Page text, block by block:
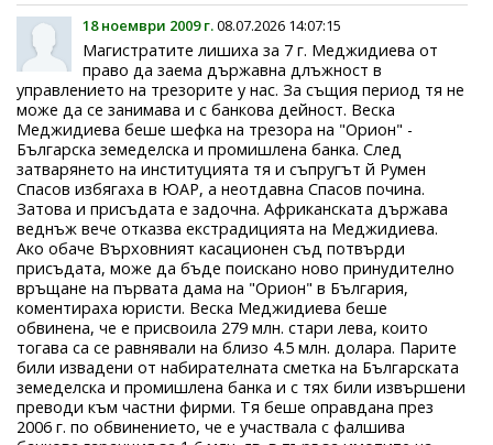
18 ноември 2009 г.08.07.2026 14:07:15
Магистратите лишиха за 7 г. Меджидиева от
право да заема държавна длъжност в
управлението на трезорите у нас. За същия период тя не
може да се занимава и с банкова дейност. Веска
Меджидиева беше шефка на трезора на "Орион" -
Българска земеделска и промишлена банка. След
затварянето на институцията тя и съпругът й Румен
Спасов избягаха в ЮАР, а неотдавна Спасов почина.
Затова и присъдата е задочна. Африканската държава
веднъж вече отказва екстрадицията на Меджидиева.
Ако обаче Върховният касационен съд потвърди
присъдата, може да бъде поискано ново принудително
връщане на първата дама на "Орион" в България,
коментираха юристи. Веска Меджидиева беше
обвинена, че е присвоила 279 млн. стари лева, които
тогава са се равнявали на близо 4.5 млн. долара. Парите
били извадени от набирателната сметка на Българската
земеделска и промишлена банка и с тях били извършени
преводи към частни фирми. Тя беше оправдана през
2006 г. по обвинението, че е участвала с фалшива